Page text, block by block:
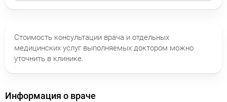
Стоимость консультации врача и отдельных
медицинских услуг выполняемых доктором можно
уточнить в клинике.
Информация о враче